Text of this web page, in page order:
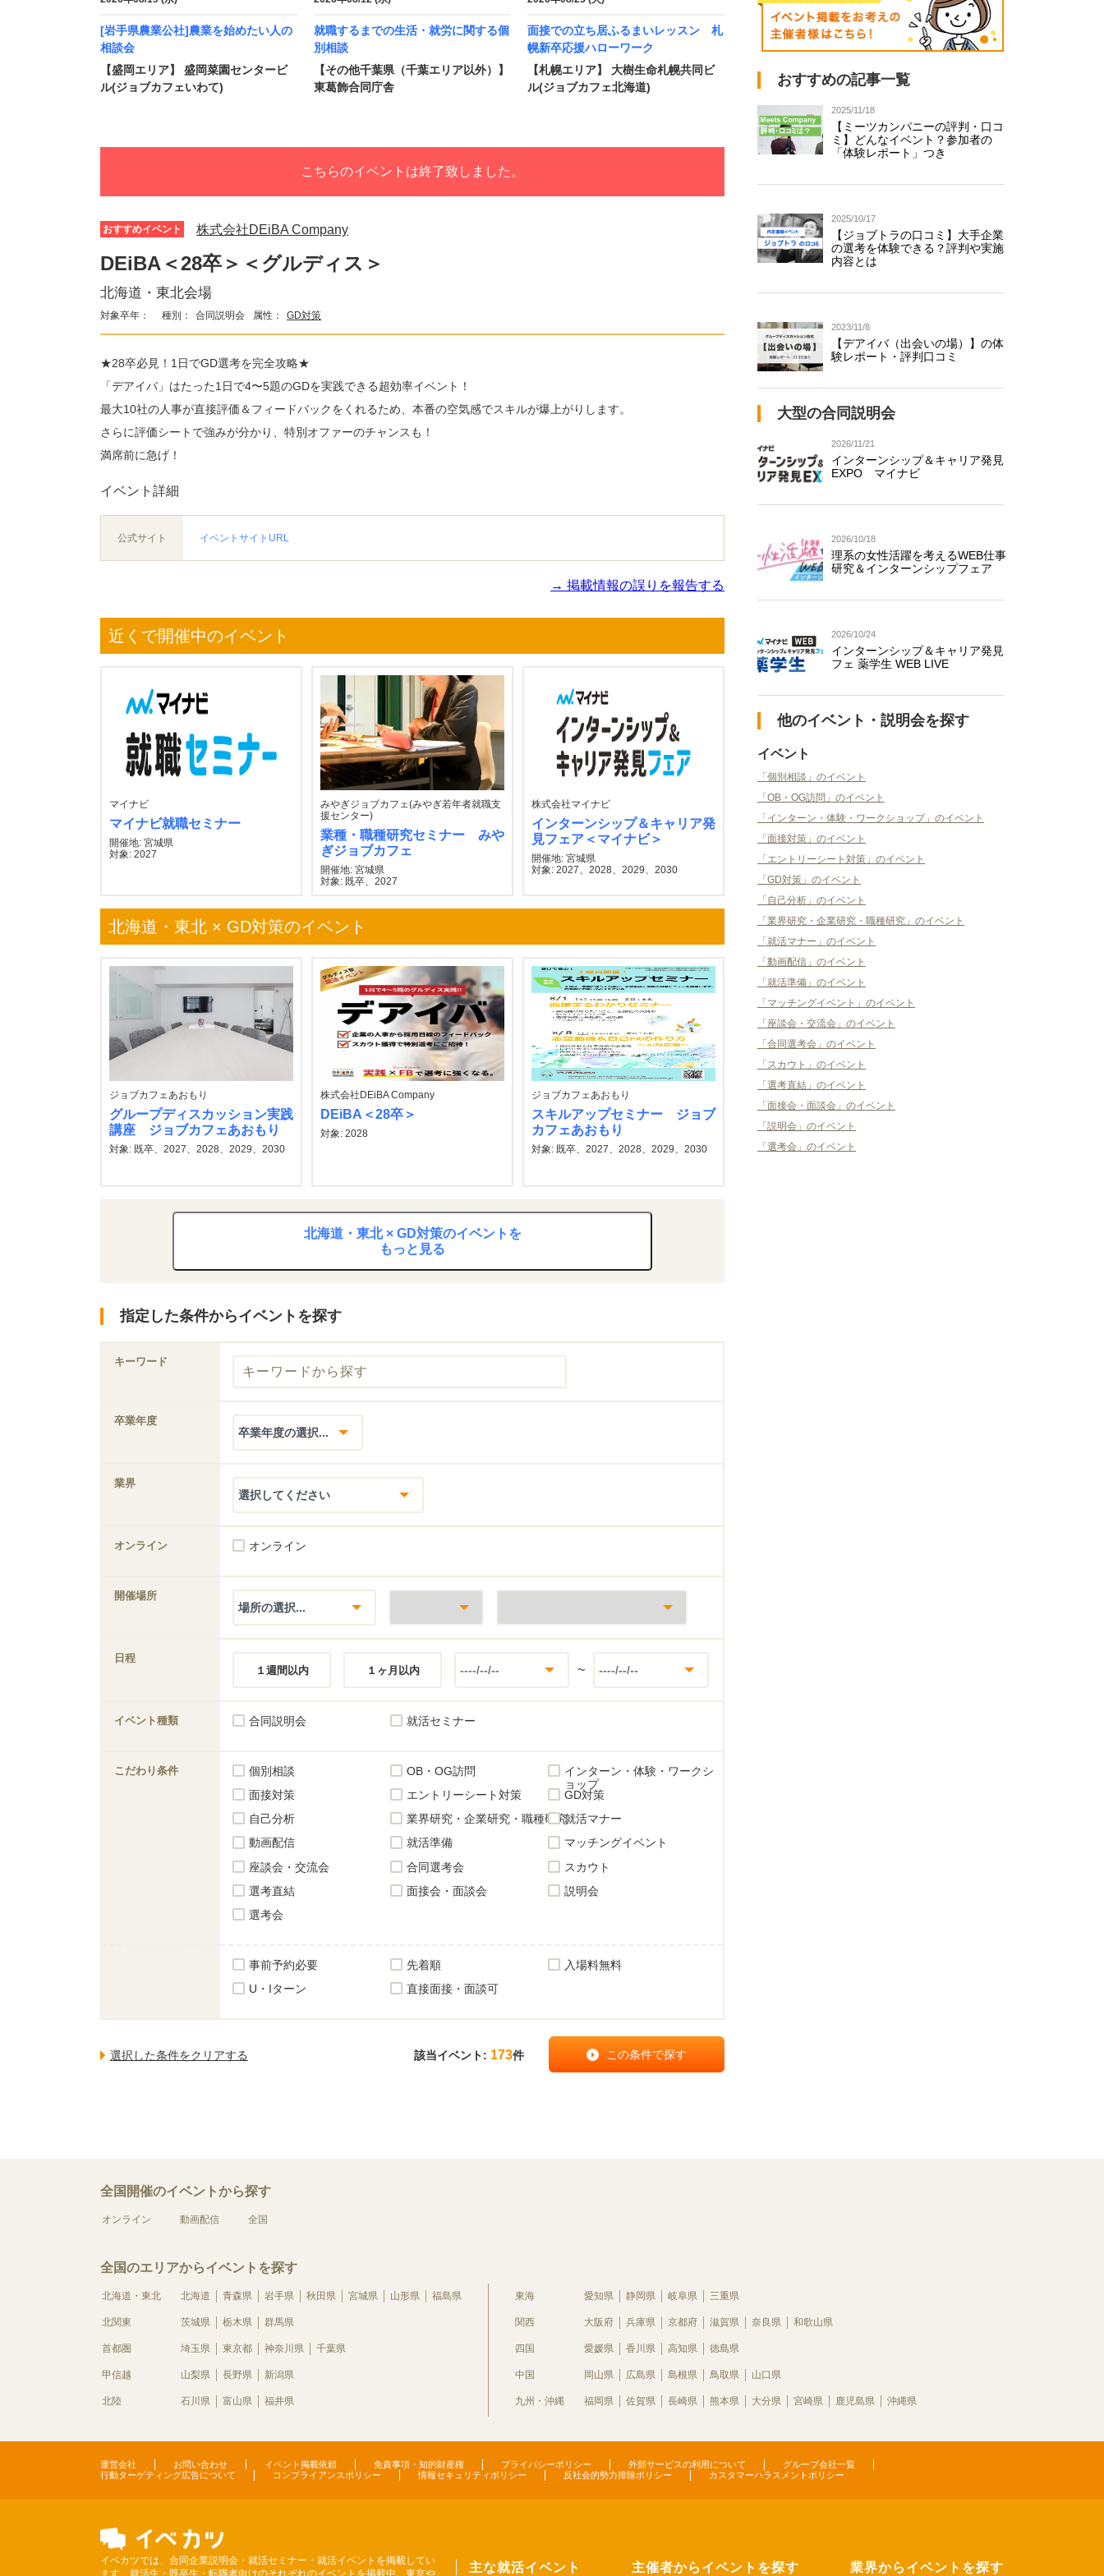
[岩手県農業公社]農業を始めたい人の
相談会
【盛岡エリア】 盛岡菜園センタービ
ル(ジョブカフェいわて)
就職するまでの生活・就労に関する個
別相談
【その他千葉県（千葉エリア以外）】
東葛飾合同庁舎
面接での立ち居ふるまいレッスン 札
幌新卒応援ハローワーク
【札幌エリア】 大樹生命札幌共同ビ
ル(ジョブカフェ北海道)
こちらのイベントは終了致しました。
おすすめイベント 株式会社DEiBA Company
DEiBA＜28卒＞＜グルディス＞
北海道・東北会場
対象卒年： 種別： 合同説明会 属性： GD対策
★28卒必見！1日でGD選考を完全攻略★
「デアイバ」はたった1日で4〜5題のGDを実践できる超効率イベント！
最大10社の人事が直接評価＆フィードバックをくれるため、本番の空気感でスキルが爆上がりします。
さらに評価シートで強みが分かり、特別オファーのチャンスも！
満席前に急げ！
イベント詳細
公式サイト イベントサイトURL
→ 掲載情報の誤りを報告する
近くで開催中のイベント
マイナビ
マイナビ就職セミナー
開催地: 宮城県
対象: 2027
みやぎジョブカフェ(みやぎ若年者就職支
援センター)
業種・職種研究セミナー みや
ぎジョブカフェ
開催地: 宮城県
対象: 既卒、2027
株式会社マイナビ
インターンシップ＆キャリア発
見フェア＜マイナビ＞
開催地: 宮城県
対象: 2027、2028、2029、2030
北海道・東北 × GD対策のイベント
ジョブカフェあおもり
グループディスカッション実践
講座 ジョブカフェあおもり
対象: 既卒、2027、2028、2029、2030
株式会社DEiBA Company
DEiBA＜28卒＞
対象: 2028
ジョブカフェあおもり
スキルアップセミナー ジョブ
カフェあおもり
対象: 既卒、2027、2028、2029、2030
北海道・東北 × GD対策のイベントを
もっと見る
指定した条件からイベントを探す
キーワード
卒業年度
業界
オンライン オンライン
開催場所
日程
１週間以内
１ヶ月以内 ~
イベント種類 合同説明会 就活セミナー
こだわり条件 個別相談 OB・OG訪問
インターン・体験・ワークシ
ョップ
面接対策
エントリーシート対策
GD対策
自己分析
業界研究・企業研究・職種研究就活マナー
動画配信
就活準備
マッチングイベント
座談会・交流会
合同選考会
スカウト
選考直結
面接会・面談会
説明会
選考会
事前予約必要 先着順
入場料無料
U・Iターン
直接面接・面談可
該当イベント: 173件
おすすめの記事一覧
2025/11/18
【ミーツカンパニーの評判・口コ
ミ】どんなイベント？参加者の
「体験レポート」つき
2025/10/17
【ジョブトラの口コミ】大手企業
の選考を体験できる？評判や実施
内容とは
2023/11/8
【デアイバ（出会いの場）】の体
験レポート・評判口コミ
大型の合同説明会
2026/11/21
インターンシップ＆キャリア発見
EXPO マイナビ
2026/10/18
理系の女性活躍を考えるWEB仕事
研究＆インターンシップフェア
2026/10/24
インターンシップ＆キャリア発見
フェ 薬学生 WEB LIVE
他のイベント・説明会を探す
イベント
「個別相談」のイベント
「OB・OG訪問」のイベント
「インターン・体験・ワークショップ」のイベント
「面接対策」のイベント
「エントリーシート対策」のイベント
「GD対策」のイベント
「自己分析」のイベント
「業界研究・企業研究・職種研究」のイベント
「就活マナー」のイベント
「動画配信」のイベント
「就活準備」のイベント
「マッチングイベント」のイベント
「座談会・交流会」のイベント
「合同選考会」のイベント
「スカウト」のイベント
「選考直結」のイベント
「面接会・面談会」のイベント
「説明会」のイベント
「選考会」のイベント
全国開催のイベントから探す
オンライン 動画配信 全国
全国のエリアからイベントを探す
北海道・東北 北海道 青森県 岩手県 秋田県 宮城県 山形県 福島県
北関東 茨城県 栃木県 群馬県
首都圏 埼玉県 東京都 神奈川県 千葉県
甲信越 山梨県 長野県 新潟県
北陸 石川県 富山県 福井県
東海 愛知県 静岡県 岐阜県 三重県
関西 大阪府 兵庫県 京都府 滋賀県 奈良県 和歌山県
四国 愛媛県 香川県 高知県 徳島県
中国 岡山県 広島県 島根県 鳥取県 山口県
九州・沖縄 福岡県 佐賀県 長崎県 熊本県 大分県 宮崎県 鹿児島県 沖縄県
運営会社 お問い合わせ イベント掲載依頼 免責事項・知的財産権 プライバシーポリシー 外部サービスの利用について
グループ会社一覧
行動ターゲティング広告について
コンプライアンスポリシー 情報セキュリティポリシー 反社会的勢力排除ポリシー カスタマーハラスメントポリシー
イベカツでは、合同企業説明会・就活セミナー・就活イベントを掲載してい
ます。就活生・既卒生・転職者向けのそれぞれのイベントを掲載中。東京や
主な就活イベント 主催者からイベントを探す 業界からイベントを探す